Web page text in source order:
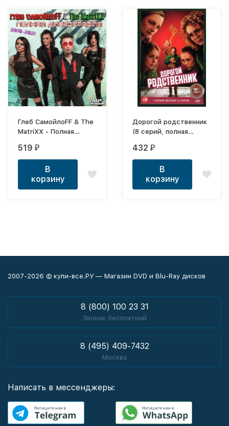
Глеб СамойлоFF & The
MatriXX - Полная
2021)
519 ₽
В
корзину
Дорогой родственник
(8 серий, полная
432 ₽
В
корзину
2007-2026 © купи-все.РУ — Магазин DVD и Blu-Ray дисков
8 (800) 100 23 31
Звонок бесплатный
8 (495) 409-7432
Москва
Написать в мессенджеры: